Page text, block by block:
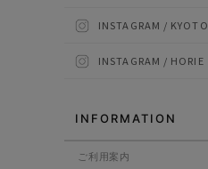
INSTAGRAM / KYOTO
INSTAGRAM / HORIE
INFORMATION
ご利用案内